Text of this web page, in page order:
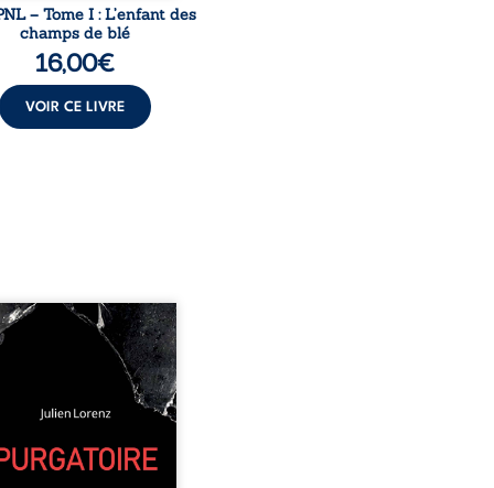
– Tome I : L’enfant des
champs de blé
16,00€
VOIR CE LIVRE
années d’écriture, de
d’émotions et de
se rencontrent dans
profondément
Entre nouvelles
poèmes
chaque texte
une porte sur